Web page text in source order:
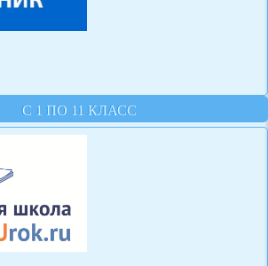
С 1 ПО 11 КЛАСС